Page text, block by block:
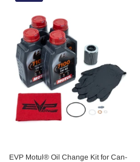
EVP Motul® Oil Change Kit for Can-